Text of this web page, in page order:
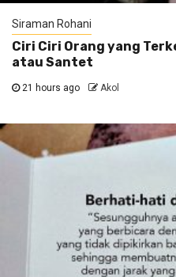
Siraman Rohani
Ciri Ciri Orang yang
atau Santet
21 hours ago Akol